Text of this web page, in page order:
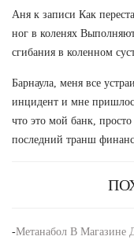
Аня к записи Как
ног в коленях
сгибания в коленном
Барнаула, меня все
инцидент и мне пришлось
что это мой банк,
последний транш
-Метанабол В Магазине